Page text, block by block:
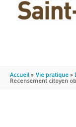
Accueil Vie pratique
Recensement citoyen